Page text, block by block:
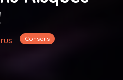
Conseils